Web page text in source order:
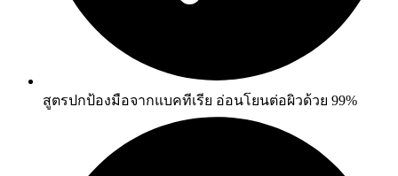
สูตรปกป้องมือจากแบคทีเรีย อ่อนโยนต่อผิวด้วย 99%